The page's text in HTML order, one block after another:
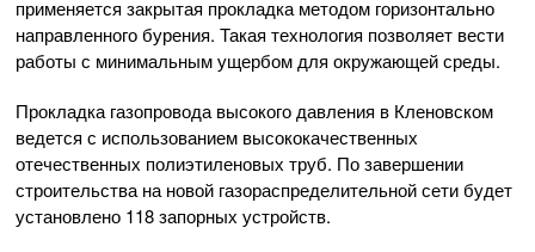
применяется закрытая прокладка методом горизонтально
направленного бурения. Такая технология позволяет вести
работы с минимальным ущербом для окружающей среды.
Прокладка газопровода высокого давления в Кленовском
ведется с использованием высококачественных
отечественных полиэтиленовых труб. По завершении
строительства на новой газораспределительной сети будет
установлено 118 запорных устройств.